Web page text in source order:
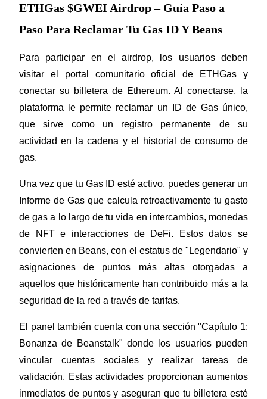
Información
Análisis de big data que incluye información comercial, etc.
Guía
Guía de inicio de futuros
Estrategias comerciales
Aprenda cómo mantenerse rentable
ETHGas $GWEI Airdrop – Guía Paso a
Paso Para Reclamar Tu Gas ID Y Beans
Para participar en el airdrop, los usuarios deben
visitar el portal comunitario oficial de ETHGas y
conectar su billetera de Ethereum. Al conectarse, la
plataforma le permite reclamar un ID de Gas único,
que sirve como un registro permanente de su
actividad en la cadena y el historial de consumo de
gas.
Una vez que tu Gas ID esté activo, puedes generar un
Informe de Gas que calcula retroactivamente tu gasto
de gas a lo largo de tu vida en intercambios, monedas
de NFT e interacciones de DeFi. Estos datos se
convierten en Beans, con el estatus de "Legendario" y
asignaciones de puntos más altas otorgadas a
aquellos que históricamente han contribuido más a la
seguridad de la red a través de tarifas.
El panel también cuenta con una sección "Capítulo 1:
Bonanza de Beanstalk" donde los usuarios pueden
vincular cuentas sociales y realizar tareas de
validación. Estas actividades proporcionan aumentos
inmediatos de puntos y aseguran que tu billetera esté